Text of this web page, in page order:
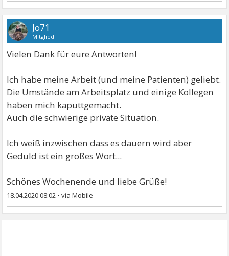
Jo71
Mitglied
Vielen Dank für eure Antworten!
Ich habe meine Arbeit (und meine Patienten) geliebt.
Die Umstände am Arbeitsplatz und einige Kollegen
haben mich kaputtgemacht.
Auch die schwierige private Situation.
Ich weiß inzwischen dass es dauern wird aber
Geduld ist ein großes Wort...
Schönes Wochenende und liebe Grüße!
18.04.2020 08:02 •